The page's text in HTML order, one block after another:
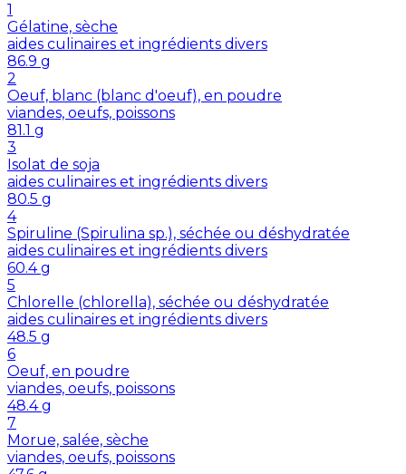
1
Gélatine, sèche
aides culinaires et ingrédients divers
86.9 g
2
Oeuf, blanc (blanc d'oeuf), en poudre
viandes, oeufs, poissons
81.1 g
3
Isolat de soja
aides culinaires et ingrédients divers
80.5 g
4
Spiruline (Spirulina sp.), séchée ou déshydratée
aides culinaires et ingrédients divers
60.4 g
5
Chlorelle (chlorella), séchée ou déshydratée
aides culinaires et ingrédients divers
48.5 g
6
Oeuf, en poudre
viandes, oeufs, poissons
48.4 g
7
Morue, salée, sèche
viandes, oeufs, poissons